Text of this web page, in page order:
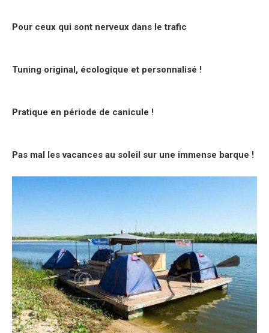
Pour ceux qui sont nerveux dans le trafic
Tuning original, écologique et personnalisé !
Pratique en période de canicule !
Pas mal les vacances au soleil sur une immense barque !